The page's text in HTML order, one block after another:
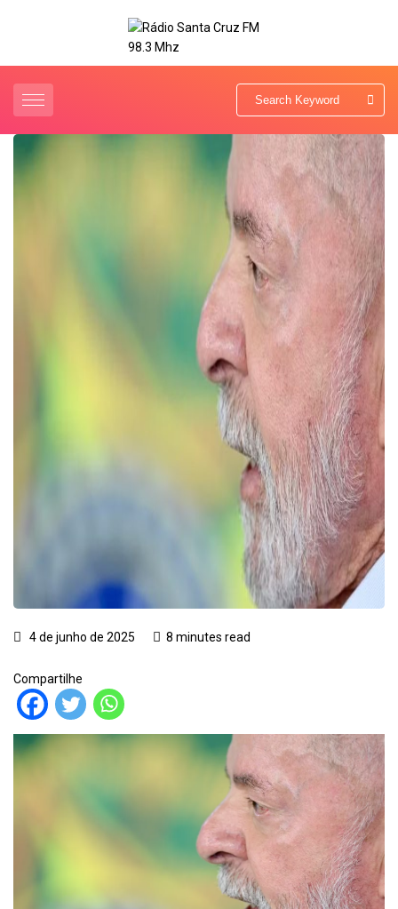
4 de junho de 2025 8 minutes read
Compartilhe